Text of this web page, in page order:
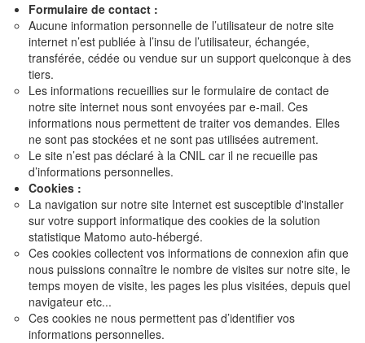
Formulaire de contact :
Aucune information personnelle de l’utilisateur de notre site
internet n’est publiée à l’insu de l’utilisateur, échangée,
transférée, cédée ou vendue sur un support quelconque à des
tiers.
Les informations recueillies sur le formulaire de contact de
notre site internet nous sont envoyées par e-mail. Ces
informations nous permettent de traiter vos demandes. Elles
ne sont pas stockées et ne sont pas utilisées autrement.
Le site n’est pas déclaré à la CNIL car il ne recueille pas
d’informations personnelles.
Cookies :
La navigation sur notre site Internet est susceptible d'installer
sur votre support informatique des cookies de la solution
statistique Matomo auto-hébergé.
Ces cookies collectent vos informations de connexion afin que
nous puissions connaître le nombre de visites sur notre site, le
temps moyen de visite, les pages les plus visitées, depuis quel
navigateur etc...
Ces cookies ne nous permettent pas d’identifier vos
informations personnelles.